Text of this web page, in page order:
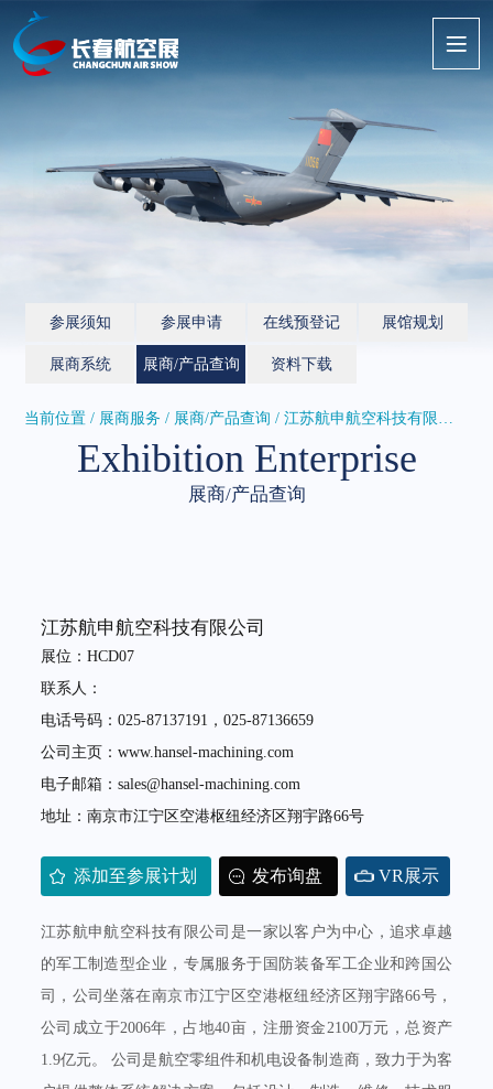
参展须知 参展申请 在线预登记 展馆规划
展商系统 展商/产品查询 资料下载
当前位置 / 展商服务 / 展商/产品查询 / 江苏航申航空科技有限公司
Exhibition Enterprise
展商/产品查询
江苏航申航空科技有限公司
展位：HCD07
联系人：
电话号码：025-87137191，025-87136659
公司主页：www.hansel-machining.com
电子邮箱：sales@hansel-machining.com
地址：南京市江宁区空港枢纽经济区翔宇路66号
添加至参展计划 发布询盘 VR展示
江苏航申航空科技有限公司是一家以客户为中心，追求卓越
的军工制造型企业，专属服务于国防装备军工企业和跨国公
司，公司坐落在南京市江宁区空港枢纽经济区翔宇路66号，
公司成立于2006年，占地40亩，注册资金2100万元，总资产
1.9亿元。 公司是航空零组件和机电设备制造商，致力于为客